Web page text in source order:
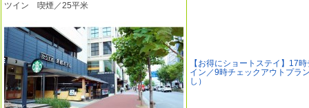
ツイン 喫煙／25平米
【お得にショートステイ】17
イン／9時チェックアウトプラ
し）